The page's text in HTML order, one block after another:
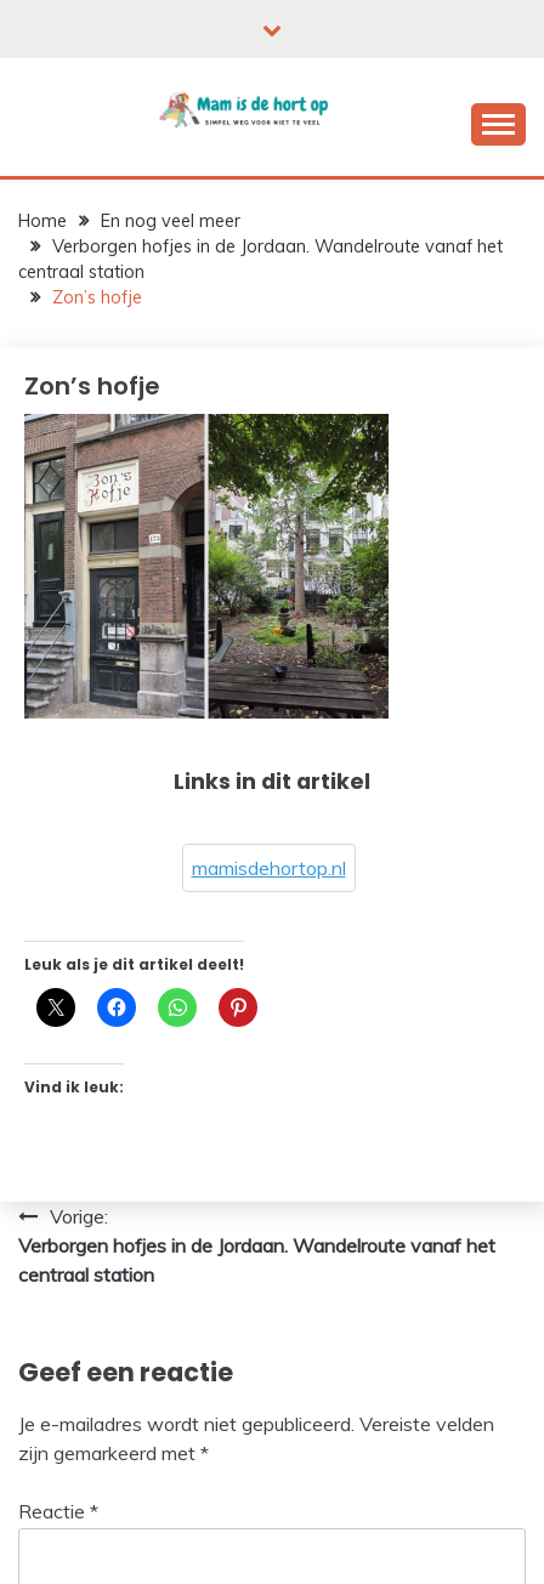
Home
En nog veel meer
Verborgen hofjes in de Jordaan. Wandelroute vanaf het
centraal station
Zon’s hofje
Zon’s hofje
Links in dit artikel
mamisdehortop.nl
Leuk als je dit artikel deelt!
Vind ik leuk:
Bericht
navigatie
Vorige:
Verborgen hofjes in de Jordaan. Wandelroute vanaf het
centraal station
Geef een reactie
Je e-mailadres wordt niet gepubliceerd. Vereiste velden
zijn gemarkeerd met *
Reactie *